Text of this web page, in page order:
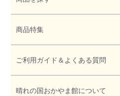
商品特集
ご利用ガイド＆よくある質問
晴れの国おかやま館について